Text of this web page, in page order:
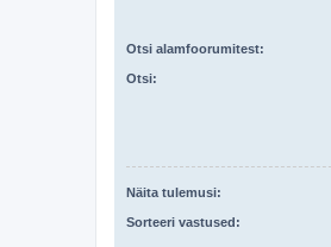
Otsi alamfoorumitest:
Otsi:
Näita tulemusi:
Sorteeri vastused: